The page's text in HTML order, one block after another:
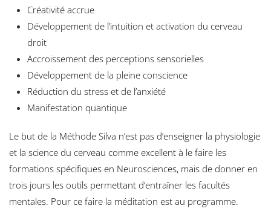
Créativité accrue
Développement de l’intuition et activation du cerveau
droit
Accroissement des perceptions sensorielles
Développement de la pleine conscience
Réduction du stress et de l’anxiété
Manifestation quantique
Le but de la Méthode Silva n’est pas d’enseigner la physiologie
et la science du cerveau comme excellent à le faire les
formations spécifiques en Neurosciences, mais de donner en
trois jours les outils permettant d’entraîner les facultés
mentales. Pour ce faire la méditation est au programme.